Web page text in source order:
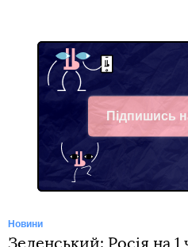
Підпишись
Telegram
Новини
Зеленський: Росія на 1